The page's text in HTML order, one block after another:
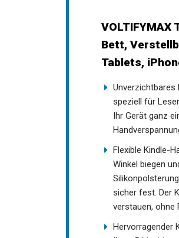
Bett,
Tablets,
Unverzichtbares
speziell für
Ihr Gerät ganz
Flexible Kindle-
Winkel biegen
sicher fest. Der
verstauen, ohne
Hervorragender